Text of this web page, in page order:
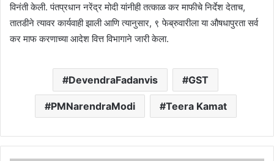
विनंती केली. पंतप्रधान नरेंद्र मोदी यांनीही तत्काळ कर माफीचे निर्देश देताच,
तातडीने त्यावर कार्यवाही झाली आणि त्यानुसार, ९ फेब्रुवारीला या औषधापुरता सर्व
कर माफ करणाच्या आदेश वित्त विभागाने जारी केला.
DevendraFadanvis GST
PMNarendraModi Teera Kamat